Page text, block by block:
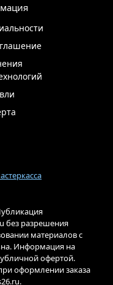
без разрешения
материалов с
Информация на
офертой.
оформлении заказа